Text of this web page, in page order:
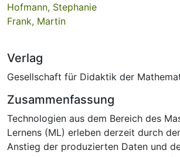
Hofmann, Stephanie
Frank, Martin
Verlag
Gesellschaft für Didaktik der
Zusammenfassung
Technologien aus dem Bereich des
Lernens (ML) erleben derzeit durch
Anstieg der produzierten Daten und